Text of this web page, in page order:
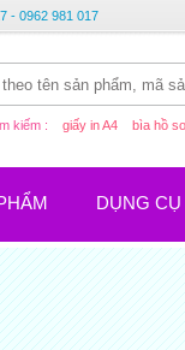
- 0962 981 017
kiếm : giấy in A4 bìa hồ
DỤNG